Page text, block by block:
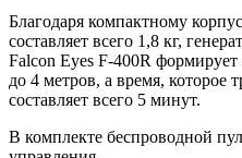
Благодаря компактному
составляет всего 1,8 кг,
Falcon Eyes F-400R
до 4 метров, а время, которое
составляет всего 5 минут.
В комплекте беспроводной